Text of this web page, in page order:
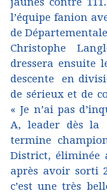
l’équipe fanion
de
Christophe
dressera ensuite
descente en
de sérieux et de
« Je n’ai pas
A, leader dès la
termine
District, éliminée
après avoir sorti
c’est une très